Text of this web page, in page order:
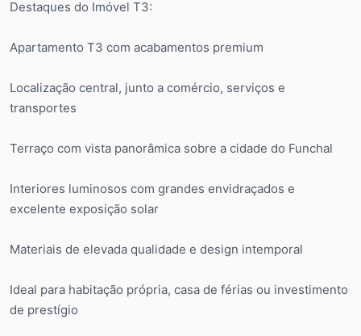
Destaques do Imóvel T3:
Apartamento T3 com acabamentos premium
Localização central, junto a comércio, serviços e
transportes
Terraço com vista panorâmica sobre a cidade do Funchal
Interiores luminosos com grandes envidraçados e
excelente exposição solar
Materiais de elevada qualidade e design intemporal
Ideal para habitação própria, casa de férias ou investimento
de prestígio